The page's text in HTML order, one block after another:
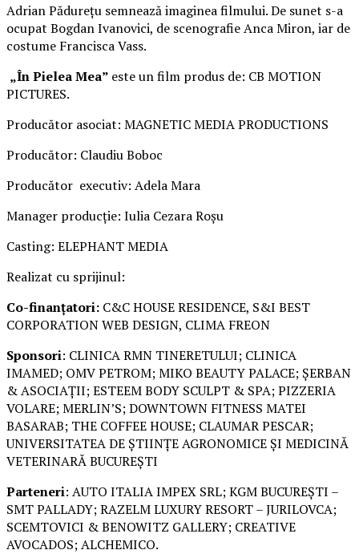
Adrian Pădurețu semnează imaginea filmului. De sunet s-a
ocupat Bogdan Ivanovici, de scenografie Anca Miron, iar de
costume Francisca Vass.
„În Pielea Mea” este un film produs de: CB MOTION
PICTURES.
Producător asociat: MAGNETIC MEDIA PRODUCTIONS
Producător: Claudiu Boboc
Producător executiv: Adela Mara
Manager producție: Iulia Cezara Roșu
Casting: ELEPHANT MEDIA
Realizat cu sprijinul:
Co-finanțatori: C&C HOUSE RESIDENCE, S&I BEST
CORPORATION WEB DESIGN, CLIMA FREON
Sponsori: CLINICA RMN TINERETULUI; CLINICA
IMAMED; OMV PETROM; MIKO BEAUTY PALACE; ȘERBAN
& ASOCIAȚII; ESTEEM BODY SCULPT & SPA; PIZZERIA
VOLARE; MERLIN’S; DOWNTOWN FITNESS MATEI
BASARAB; THE COFFEE HOUSE; CLAUMAR PESCAR;
UNIVERSITATEA DE ȘTIINȚE AGRONOMICE ȘI MEDICINĂ
VETERINARĂ BUCUREȘTI
Parteneri: AUTO ITALIA IMPEX SRL; KGM BUCUREȘTI –
SMT PALLADY; RAZELM LUXURY RESORT – JURILOVCA;
SCEMTOVICI & BENOWITZ GALLERY; CREATIVE
AVOCADOS; ALCHEMICO.